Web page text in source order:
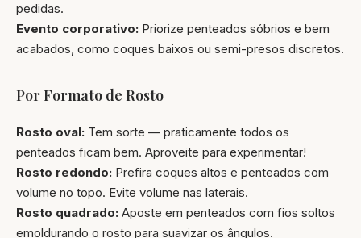
pedidas.
Evento corporativo: Priorize penteados sóbrios e bem
acabados, como coques baixos ou semi-presos discretos.
Por Formato de Rosto
Rosto oval: Tem sorte — praticamente todos os
penteados ficam bem. Aproveite para experimentar!
Rosto redondo: Prefira coques altos e penteados com
volume no topo. Evite volume nas laterais.
Rosto quadrado: Aposte em penteados com fios soltos
emoldurando o rosto para suavizar os ângulos.